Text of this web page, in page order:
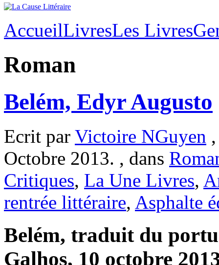
AccueilLivresLes Livres
Roman
Belém, Edyr Augusto
Ecrit par Victoire NGuyen
Octobre 2013. , dans
Critiques, La Une Livres,
rentrée littéraire, Asphalte
Belém, traduit du
Galhos, 10 octobre